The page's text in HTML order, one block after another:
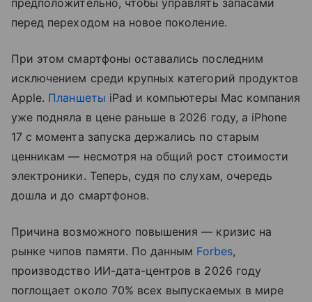
предположительно, чтобы управлять запасами
перед переходом на новое поколение.
При этом смартфоны оставались последним
исключением среди крупных категорий продуктов
Apple. Планшеты iPad и компьютеры Mac компания
уже подняла в цене раньше в 2026 году, а iPhone
17 с момента запуска держались по старым
ценникам — несмотря на общий рост стоимости
электроники. Теперь, судя по слухам, очередь
дошла и до смартфонов.
Причина возможного повышения — кризис на
рынке чипов памяти. По данным Forbes,
производство ИИ-дата-центров в 2026 году
поглощает около 70% всех выпускаемых в мире